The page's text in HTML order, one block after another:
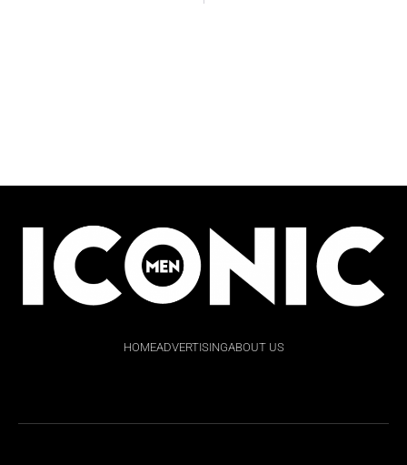
HOMEADVERTISINGABOUT US